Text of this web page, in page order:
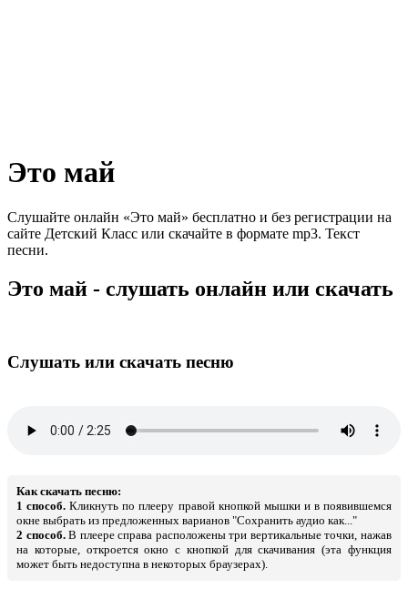
Это май
Слушайте онлайн «Это май» бесплатно и без регистрации на
сайте Детский Класс или скачайте в формате mp3. Текст
песни.
Это май - слушать онлайн или скачать
Слушать или скачать песню
Как скачать песню:
1 способ. Кликнуть по плееру правой кнопкой мышки и в появившемся
окне выбрать из предложенных варианов "Сохранить аудио как..."
2 способ.В плеере справа расположены три вертикальные точки, нажав
на которые, откроется окно с кнопкой для скачивания (эта функция
может быть недоступна в некоторых браузерах).